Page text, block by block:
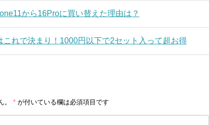
から16Proに買い替えた理由は？
れで決まり！1000円以下で2セット入って超お得
* が付いている欄は必須項目です